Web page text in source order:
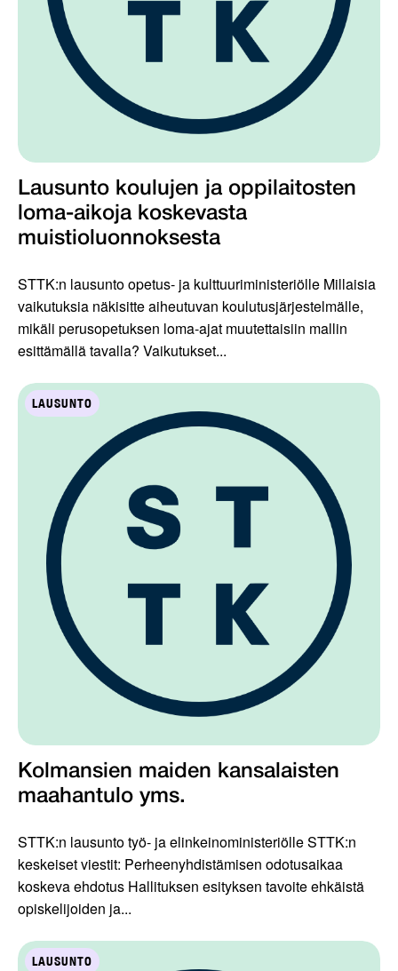
Lausunto koulujen ja oppilaitosten
loma-aikoja koskevasta
muistioluonnoksesta
STTK:n lausunto opetus- ja kulttuuriministeriölle Millaisia
vaikutuksia näkisitte aiheutuvan koulutusjärjestelmälle,
mikäli perusopetuksen loma-ajat muutettaisiin mallin
esittämällä tavalla? Vaikutukset...
LAUSUNTO
Kolmansien maiden kansalaisten
maahantulo yms.
STTK:n lausunto työ- ja elinkeinoministeriölle STTK:n
keskeiset viestit: Perheenyhdistämisen odotusaikaa
koskeva ehdotus Hallituksen esityksen tavoite ehkäistä
opiskelijoiden ja...
LAUSUNTO